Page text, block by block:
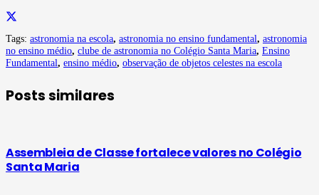
Tags: astronomia na escola, astronomia no ensino fundamental, astronomia
no ensino médio, clube de astronomia no Colégio Santa Maria, Ensino
Fundamental, ensino médio, observação de objetos celestes na escola
Posts similares
Assembleia de Classe fortalece valores no Colégio
Santa Maria